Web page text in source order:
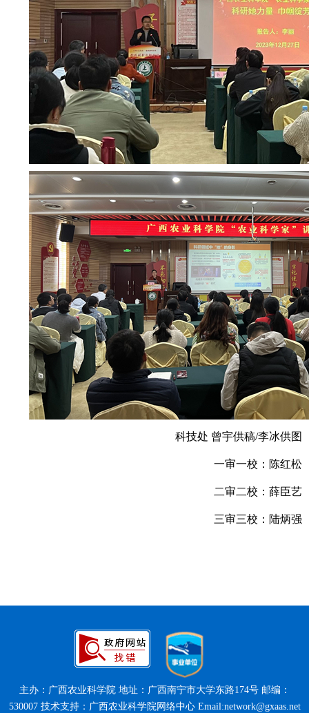
科技处 曾宇供稿/李冰供图
一审一校：陈红松
二审二校：薛臣艺
三审三校：陆炳强
主办：广西农业科学院 地址：广西南宁市大学东路174号 邮编：
530007 技术支持：广西农业科学院网络中心 Email:network@gxaas.net